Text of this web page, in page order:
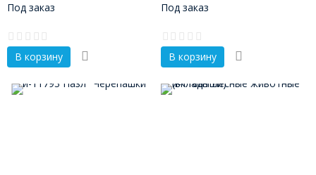
Под заказ
В корзину
Под заказ
В корзину